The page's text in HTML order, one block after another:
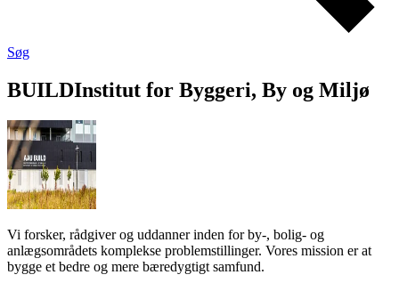
Søg
BUILDInstitut for Byggeri, By og Miljø
Vi forsker, rådgiver og uddanner inden for by-, bolig- og
anlægsområdets komplekse problemstillinger. Vores mission er at
bygge et bedre og mere bæredygtigt samfund.